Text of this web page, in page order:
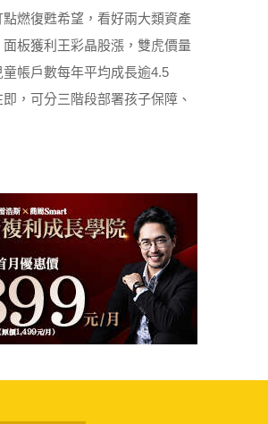
點燃復甦希望，看好兩大類資產
面板獲利王彩晶股漲，雙虎價量
童帳戶數每年平均成長逾4.5
即，可分三階段部署孩子保障、